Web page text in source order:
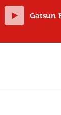
Gatsun